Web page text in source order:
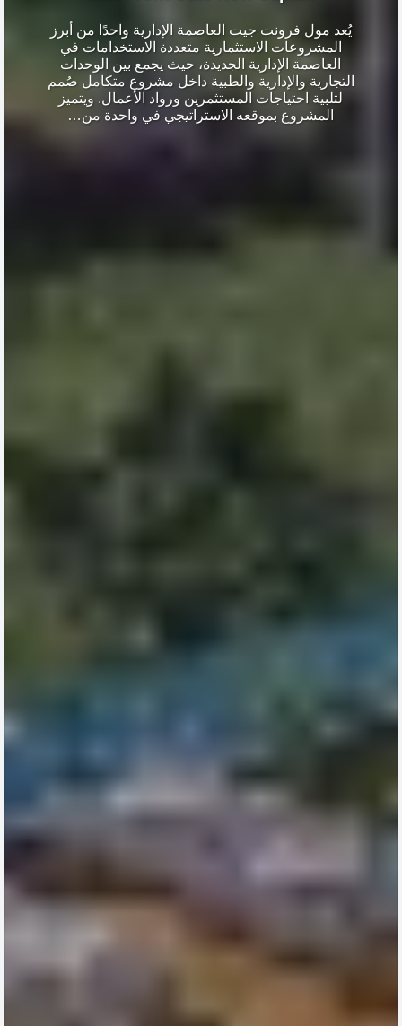
يُعد مول فرونت جيت العاصمة الإدارية واحدًا من أبرز
المشروعات الاستثمارية متعددة الاستخدامات في
العاصمة الإدارية الجديدة، حيث يجمع بين الوحدات
التجارية والإدارية والطبية داخل مشروع متكامل صُمم
لتلبية احتياجات المستثمرين ورواد الأعمال. ويتميز
المشروع بموقعه الاستراتيجي في واحدة من…